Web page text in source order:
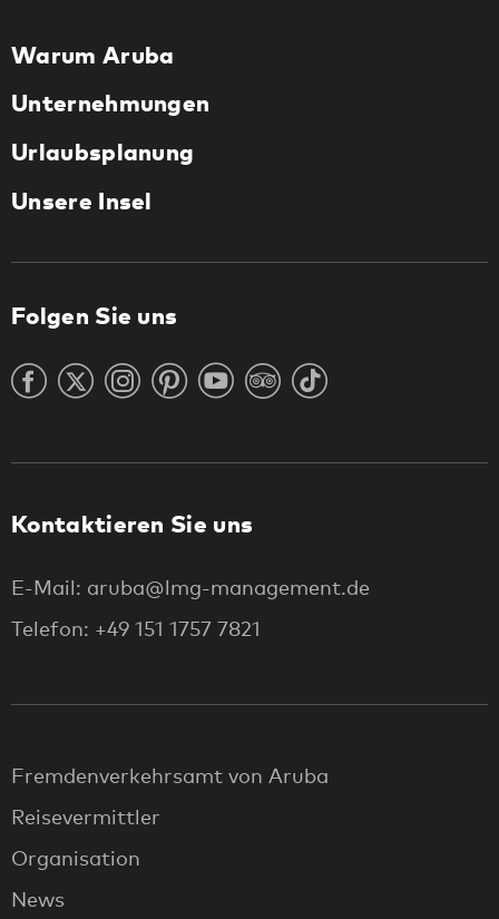
Warum Aruba
Unternehmungen
Urlaubsplanung
Unsere Insel
Folgen Sie uns
Kontaktieren Sie uns
E-Mail: aruba@lmg-management.de
Telefon: +49 151 1757 7821
Fremdenverkehrsamt von Aruba
Reisevermittler
Organisation
News